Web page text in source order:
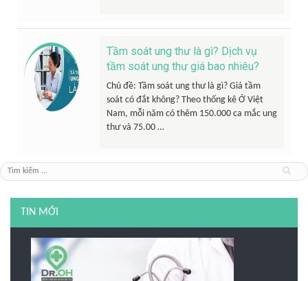
Tầm soát ung thư là gì? Dịch vụ
tầm soát ung thư giá bao nhiêu?
Chủ đề: Tầm soát ung thư là gì? Giá tầm
soát có đắt không? Theo thống kê Ở Việt
Nam, mỗi năm có thêm 150.000 ca mắc ung
thư và 75.00 …
TIN MỚI